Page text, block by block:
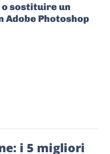
sostituire un
Adobe Photoshop
i 5 migliori